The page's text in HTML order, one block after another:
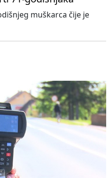
muškarca čije je